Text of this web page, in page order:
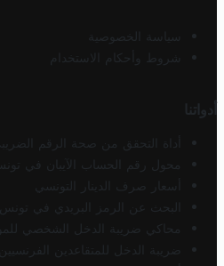
سياسة الخصوصية
شروط وأحكام الاستخدام
أدواتنا
أداة التحقق من صحة الرقم
محول رقم الحساب الآيبان في
أسعار صرف الدينار التونسي
البحث عن الرمز البريدي في تونس
محاكي ضريبة الدخل الشخصي
ضريبة الدخل للمتقاعدين